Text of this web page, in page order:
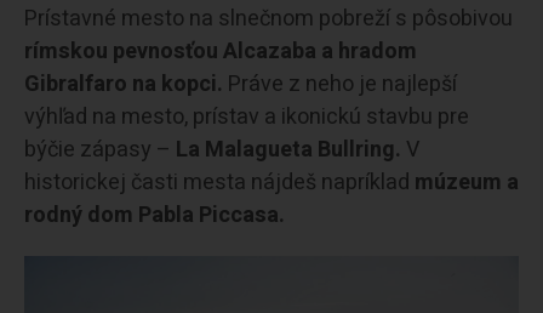
Prístavné mesto na slnečnom pobreží s pôsobivou
rímskou pevnosťou Alcazaba a hradom
Gibralfaro na kopci. Práve z neho je najlepší
výhľad na mesto, prístav a ikonickú stavbu pre
býčie zápasy – La Malagueta Bullring. V
historickej časti mesta nájdeš napríklad múzeum a
rodný dom Pabla Piccasa.